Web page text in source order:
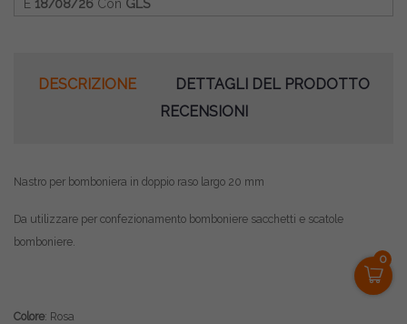
0
E 18/08/26 Con GLS
DESCRIZIONE
DETTAGLI DEL PRODOTTO
RECENSIONI
Nastro per bomboniera in doppio raso largo 20 mm
Da utilizzare per confezionamento bomboniere sacchetti e scatole
bomboniere.
Colore: Rosa